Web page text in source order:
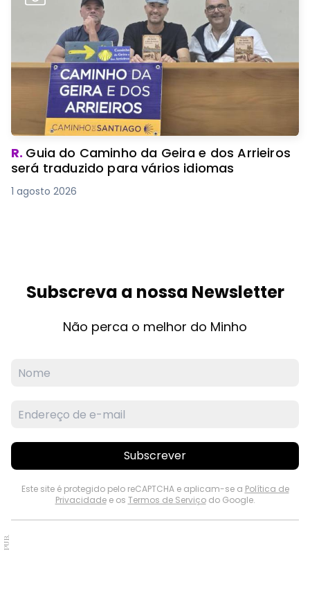
R. Guia do Caminho da Geira e dos Arrieiros
será traduzido para vários idiomas
1 agosto 2026
Subscreva a nossa Newsletter
Não perca o melhor do Minho
Subscrever
Este site é protegido pelo reCAPTCHA e aplicam-se a Política de
Privacidadee os Termos de Serviçodo Google.
PUB.